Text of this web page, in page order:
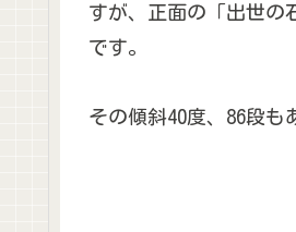
すが、正面の「出世の
です。
その傾斜40度、86段も